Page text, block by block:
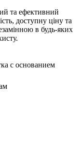
та ефективний
доступну ціну та
в будь-яких
с основанием